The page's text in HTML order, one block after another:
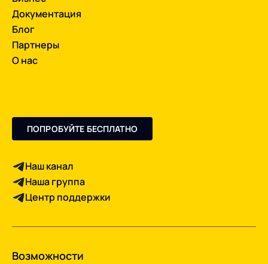
Документация
Блог
Партнеры
О нас
ПОПРОБУЙТЕ БЕСПЛАТНО
Наш канал
Наша группа
Центр поддержки
Возможности